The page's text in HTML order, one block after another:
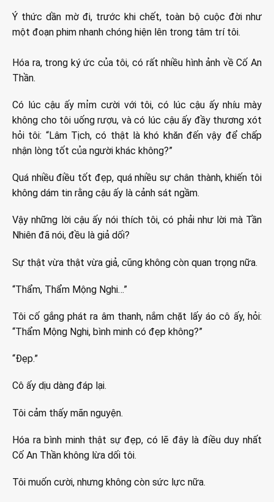
Ý thức dần mờ đi, trước khi chết, toàn bộ cuộc đời như
một đoạn phim nhanh chóng hiện lên trong tâm trí tôi.
Hóa ra, trong ký ức của tôi, có rất nhiều hình ảnh về Cố An
Thần.
Có lúc cậu ấy mỉm cười với tôi, có lúc cậu ấy nhíu mày
không cho tôi uống rượu, và có lúc cậu ấy đầy thương xót
hỏi tôi: “Lâm Tịch, có thật là khó khăn đến vậy để chấp
nhận lòng tốt của người khác không?”
Quá nhiều điều tốt đẹp, quá nhiều sự chân thành, khiến tôi
không dám tin rằng cậu ấy là cảnh sát ngầm.
Vậy những lời cậu ấy nói thích tôi, có phải như lời mà Tần
Nhiên đã nói, đều là giả dối?
Sự thật vừa thật vừa giả, cũng không còn quan trọng nữa.
“Thẩm, Thẩm Mộng Nghi…”
Tôi cố gắng phát ra âm thanh, nắm chặt lấy áo cô ấy, hỏi:
“Thẩm Mộng Nghi, bình minh có đẹp không?”
“Đẹp.”
Cô ấy dịu dàng đáp lại.
Tôi cảm thấy mãn nguyện.
Hóa ra bình minh thật sự đẹp, có lẽ đây là điều duy nhất
Cố An Thần không lừa dối tôi.
Tôi muốn cười, nhưng không còn sức lực nữa.